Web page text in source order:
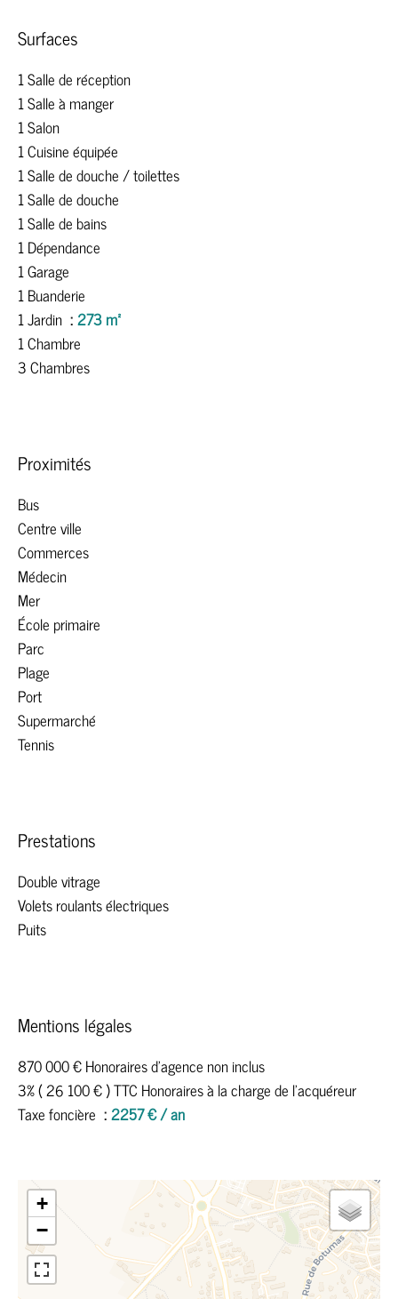
Surfaces
1 Salle de réception
1 Salle à manger
1 Salon
1 Cuisine équipée
1 Salle de douche / toilettes
1 Salle de douche
1 Salle de bains
1 Dépendance
1 Garage
1 Buanderie
1 Jardin
273 m²
1 Chambre
3 Chambres
Proximités
Bus
Centre ville
Commerces
Médecin
Mer
École primaire
Parc
Plage
Port
Supermarché
Tennis
Prestations
Double vitrage
Volets roulants électriques
Puits
Mentions légales
870 000 € Honoraires d'agence non inclus
3% ( 26 100 € ) TTC Honoraires à la charge de l'acquéreur
Taxe foncière
2257 € / an
+
−